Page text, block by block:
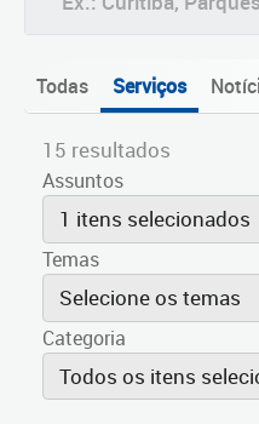
Todas Serviços
15 resultados
Assuntos
1 itens selecionados
Temas
Selecione os temas
Categoria
Todos os itens